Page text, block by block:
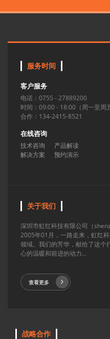
服务时间
客户服务
电话：0755 - 27889200
时间：09:00 - 18:00（周一至周
合作：134-2415-8521
在线咨询
技术咨询
产品解读
解决方案
预约演示
关于我们
深圳市虹红科技有限公司（
2005年01月，一路走来，虹红
领域。我们的芳华，献给了这个
心的温暖和前进的动力...
查看更多
战略合作